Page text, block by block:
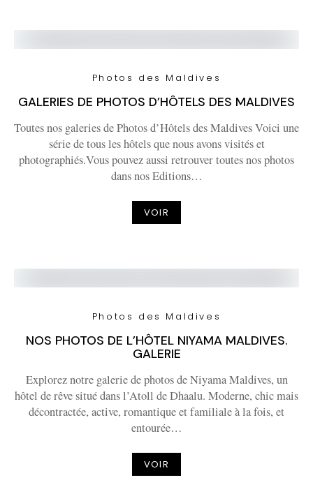
Photos des Maldives
GALERIES DE PHOTOS D’HÔTELS DES MALDIVES
Toutes nos galeries de Photos d’Hôtels des Maldives Voici une
série de tous les hôtels que nous avons visités et
photographiés.Vous pouvez aussi retrouver toutes nos photos
dans nos Editions…
VOIR
Photos des Maldives
NOS PHOTOS DE L’HÔTEL NIYAMA MALDIVES.
GALERIE
Explorez notre galerie de photos de Niyama Maldives, un
hôtel de rêve situé dans l’Atoll de Dhaalu. Moderne, chic mais
décontractée, active, romantique et familiale à la fois, et
entourée…
VOIR